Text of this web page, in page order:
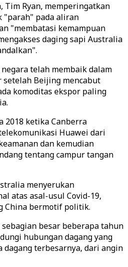
Tim Ryan, memperingatkan
"parah" pada aliran
"membatasi kemampuan
daging sapi Australia
telah membaik dalam
Beijing mencabut
komoditas ekspor paling
2018 ketika Canberra
Huawei dari
dan kemudian
tentang campur tangan
menyerukan
atas asal-usul Covid-19,
China bermotif politik.
besar beberapa tahun
hubungan dagang yang
dagang terbesarnya, dari angin